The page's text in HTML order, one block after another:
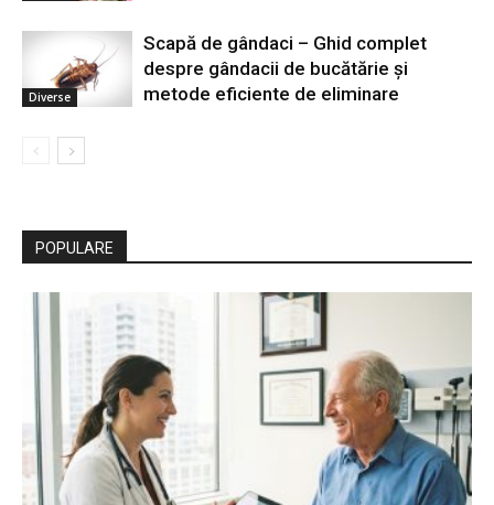
Diverse
Scapă de gândaci – Ghid complet
despre gândacii de bucătărie și
metode eficiente de eliminare
POPULARE